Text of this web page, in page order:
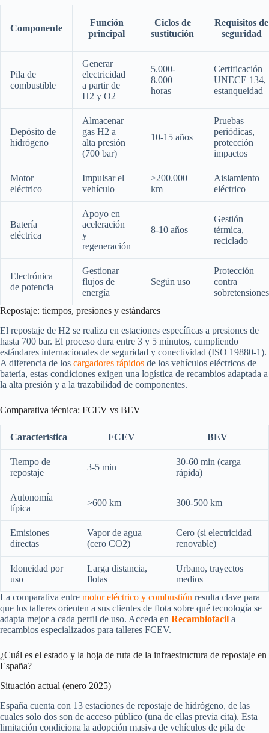
Componente
Función
principal
Ciclos de
sustitución
Requisitos de
seguridad
Pila de
combustible
Generar
electricidad
a partir de
H2 y O2
5.000-
8.000
horas
Certificación
UNECE 134,
estanqueidad
Depósito de
hidrógeno
Almacenar
gas H2 a
alta presión
(700 bar)
10-15 años
Pruebas
periódicas,
protección
impactos
Motor
eléctrico
Impulsar el
vehículo
>200.000
km
Aislamiento
eléctrico
Batería
eléctrica
Apoyo en
aceleración
y
regeneración
8-10 años
Gestión
térmica,
reciclado
Electrónica
de potencia
Gestionar
flujos de
energía
Según uso
Protección
contra
sobretensiones
Repostaje: tiempos, presiones y estándares
El repostaje de H2 se realiza en estaciones específicas a presiones de
hasta 700 bar. El proceso dura entre 3 y 5 minutos, cumpliendo
estándares internacionales de seguridad y conectividad (ISO 19880-1).
A diferencia de los cargadores rápidos de los vehículos eléctricos de
batería, estas condiciones exigen una logística de recambios adaptada a
la alta presión y a la trazabilidad de componentes.
Comparativa técnica: FCEV vs BEV
Característica FCEV BEV
Tiempo de
repostaje
3-5 min
30-60 min (carga
rápida)
Autonomía
típica
>600 km 300-500 km
Emisiones
directas
Vapor de agua
(cero CO2)
Cero (si electricidad
renovable)
Idoneidad por
uso
Larga distancia,
flotas
Urbano, trayectos
medios
La comparativa entre motor eléctrico y combustión resulta clave para
que los talleres orienten a sus clientes de flota sobre qué tecnología se
adapta mejor a cada perfil de uso. Acceda en Recambiofacil a
recambios especializados para talleres FCEV.
¿Cuál es el estado y la hoja de ruta de la infraestructura de repostaje en
España?
Situación actual (enero 2025)
España cuenta con 13 estaciones de repostaje de hidrógeno, de las
cuales solo dos son de acceso público (una de ellas previa cita). Esta
limitación condiciona la adopción masiva de vehículos de pila de